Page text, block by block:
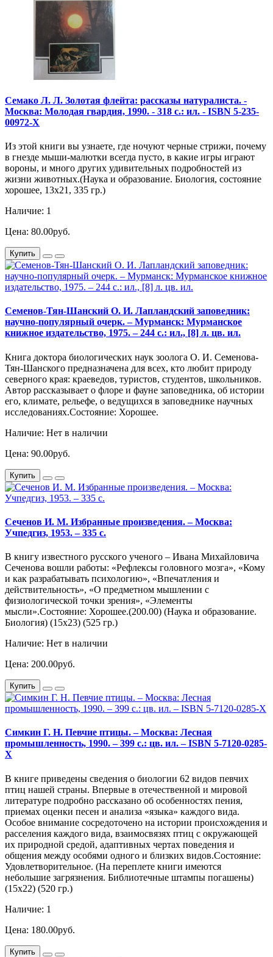
Семако Л. Л. Золотая флейта: рассказы натуралиста. -
Москва: Молодая гвардия, 1990. - 318 с.: ил. - ISBN 5-235-
00972-X
Из этой книги вы узнаете, где ночуют черные стрижи, почему
в гнезде мыши-малютки всегда пусто, в какие игры играют
вороны, и много других удивительных подробностей из
жизни животных.(Наука и образование. Биология, состояние
хорошее, 13х21, 335 гр.)
Наличие: 1
Цена: 80.00руб.
Купить
Семенов-Тян-Шанский О. И. Лапландский заповедник:
научно-популярный очерк. – Мурманск: Мурманское
книжное издательство, 1975. – 244 с.: ил., [8] л. цв. ил.
Книга доктора биологических наук зоолога О. И. Семенова-
Тян-Шанского предназначена для всех, кто любит природу
северного края: краеведов, туристов, студентов, школьников.
Автор рассказывает о флоре и фауне заповедника, об истории
его, климате, рельефе, о ведущихся в заповеднике научных
исследованиях.Состояние: Хорошее.
Наличие: Нет в наличии
Цена: 90.00руб.
Купить
Сеченов И. М. Избранные произведения. – Москва:
Учпедгиз, 1953. – 335 с.
В книгу известного русского ученого – Ивана Михайловича
Сеченова вошли работы: «Рефлексы головного мозга», «Кому
и как разрабатывать психологию», «Впечатления и
действительность», «О предметном мышлении с
физиологической точки зрения», «Элементы
мысли».Состояние: Хорошее.(200.00) (Наука и образование.
Биология) (15х23) (525 гр.)
Наличие: Нет в наличии
Цена: 200.00руб.
Купить
Симкин Г. Н. Певчие птицы. – Москва: Лесная
промышленность, 1990. – 399 с.: цв. ил. – ISBN 5-7120-0285-
X
В книге приведены сведения о биологии 62 видов певчих
птиц нашей страны. Впервые в отечественной и мировой
литературе подробно рассказано об особенностях пения,
приемах оценки песен и анализа «языка» каждого вида.
Особое внимание сосредоточено на истории происхождения и
расселения каждого вида, взаимосвязях птиц с окружающей
их природной средой, адаптивных чертах поведения и
общения между особями одного и близких видов.Состояние:
Удовлетворительное. (На переплете книги имеются
небольшие загрязнения. Библиотечные штампы погашены)
(15х22) (520 гр.)
Наличие: 1
Цена: 180.00руб.
Купить